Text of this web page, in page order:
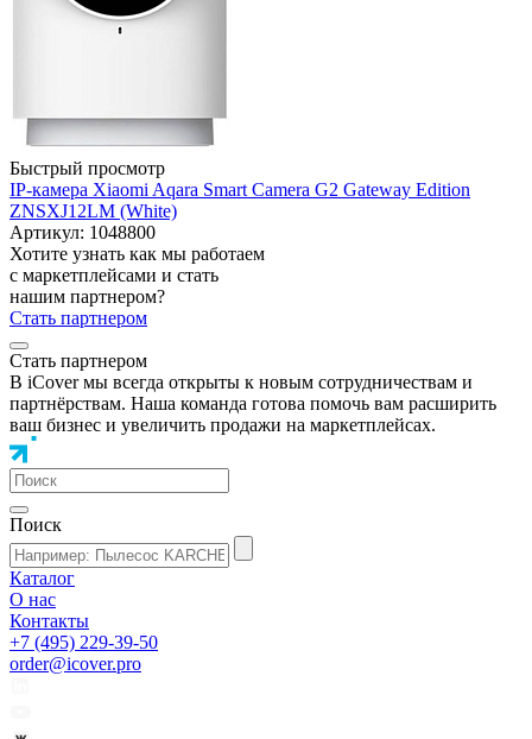
Быстрый просмотр
IP-камера Xiaomi Aqara Smart Camera G2 Gateway Edition
ZNSXJ12LM (White)
Артикул: 1048800
Хотите узнать как мы работаем
с маркетплейсами и стать
нашим партнером?
Стать партнером
Стать партнером
В iCover мы всегда открыты к новым сотрудничествам и
партнёрствам. Наша команда готова помочь вам расширить
ваш бизнес и увеличить продажи на маркетплейсах.
Поиск
Каталог
О нас
Контакты
+7 (495) 229-39-50
order@icover.pro